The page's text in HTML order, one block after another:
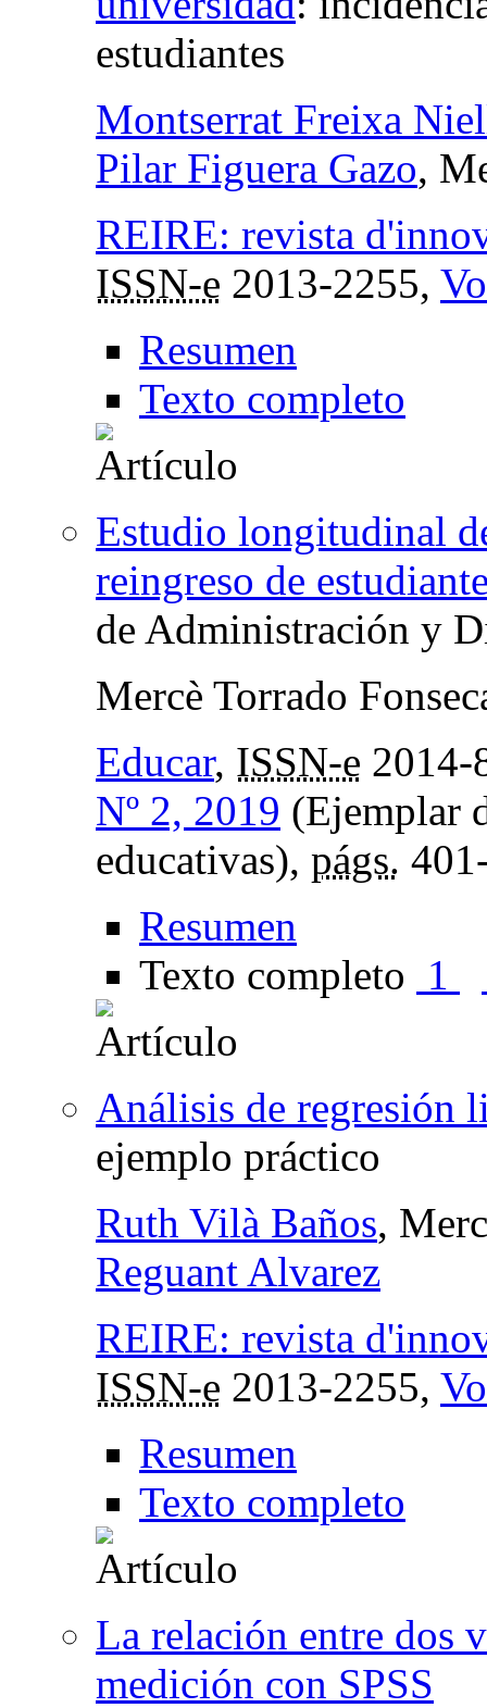
estudiantes
Montserrat Freixa
Pilar Figuera Gazo,
REIRE: revista
ISSN-e 2013-2255,
Resumen
Texto completo
Estudio longitudinal
reingreso de
de Administración y
Mercè Torrado
Educar, ISSN-e
Nº 2, 2019 (Ejemplar
educativas), págs.
Resumen
Texto completo 1
Análisis de regresión
ejemplo práctico
Ruth Vilà Baños,
Reguant Alvarez
REIRE: revista
ISSN-e 2013-2255,
Resumen
Texto completo
La relación entre dos
medición con SPSS